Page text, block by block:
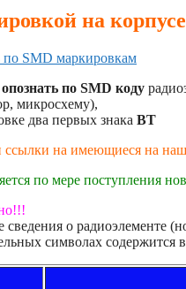
на
по SMD маркировкам
опознать по SMD коду
микросхему),
два первых знака BT
ссылки на имеющиеся на
по мере поступления
о радиоэлементе
символах содержится